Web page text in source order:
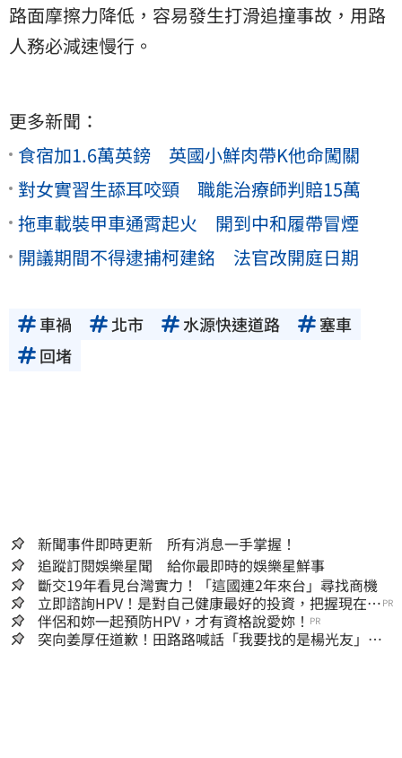
路面摩擦力降低，容易發生打滑追撞事故，用路
人務必減速慢行。
更多新聞：
食宿加1.6萬英鎊 英國小鮮肉帶K他命闖關
對女實習生舔耳咬頸 職能治療師判賠15萬
拖車載裝甲車通霄起火 開到中和履帶冒煙
開議期間不得逮捕柯建銘 法官改開庭日期
車禍 北市 水源快速道路
塞車
回堵
新聞事件即時更新 所有消息一手掌握！
追蹤訂閱娛樂星聞 給你最即時的娛樂星鮮事
斷交19年看見台灣實力！「這國連2年來台」尋找商機
立即諮詢HPV！是對自己健康最好的投資，把握現在不
嫌晚！
PR
伴侶和妳一起預防HPV，才有資格說愛妳！ PR
突向姜厚任道歉！田路路喊話「我要找的是楊光友」：